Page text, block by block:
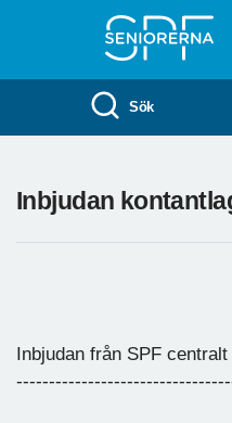
Sök
Inbjudan
Inbjudan från SPF centralt